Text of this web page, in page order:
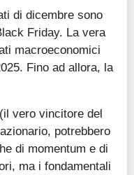
di dicembre sono
Friday. La vera
macroeconomici
Fino ad allora, la
vero vincitore del
potrebbero
di momentum e di
ma i fondamentali